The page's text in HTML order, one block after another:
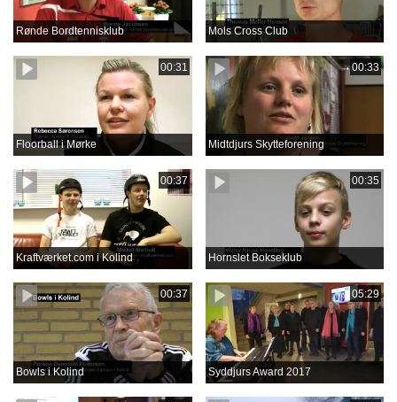
Rønde Bordtennisklub Mols Cross Club
00:31
Floorball i Mørke
00:33
Midtdjurs Skytteforening
00:37
Kraftværket.com i Kolind
00:35
Hornslet Bokseklub
00:37
Bowls i Kolind
05:29
Syddjurs Award 2017